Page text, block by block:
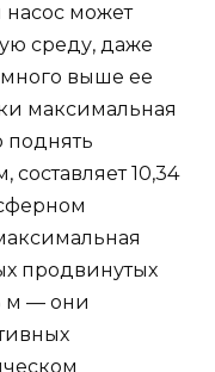
насос может
среду, даже
выше ее
максимальная
поднять
10,34
продвинутых
м — они